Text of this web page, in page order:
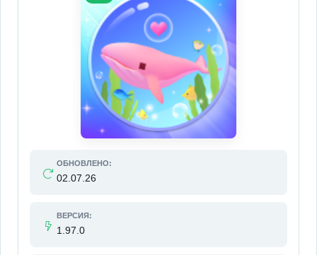
ОБНОВЛЕНО:
02.07.26
ВЕРСИЯ:
1.97.0